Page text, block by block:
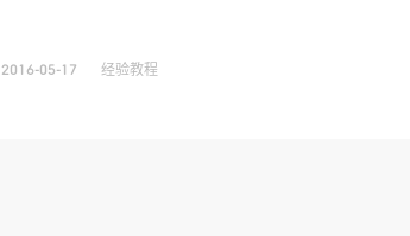
2016-05-17 经验教程